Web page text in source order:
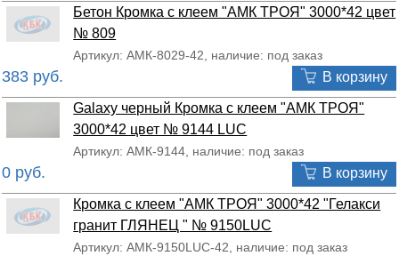
Бетон Кромка с клеем "АМК ТРОЯ" 3000*42 цвет
№ 809
Артикул: АМК-8029-42, наличие: под заказ
383 руб. В корзину
Galaxy черный Кромка с клеем "АМК ТРОЯ"
3000*42 цвет № 9144 LUC
Артикул: АМК-9144, наличие: под заказ
0 руб. В корзину
Кромка с клеем "АМК ТРОЯ" 3000*42 "Гелакси
гранит ГЛЯНЕЦ " № 9150LUC
Артикул: АМК-9150LUC-42, наличие: под заказ